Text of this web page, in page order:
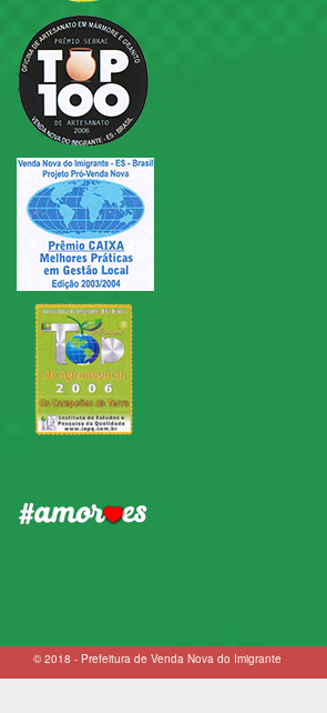
© 2018 - Prefeitura de Venda Nova do Imigrante